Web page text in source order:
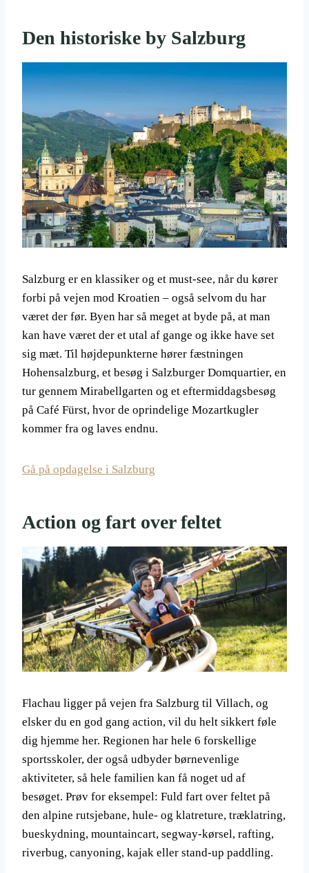
Den historiske by Salzburg
Salzburg er en klassiker og et must-see, når du kører
forbi på vejen mod Kroatien – også selvom du har
været der før. Byen har så meget at byde på, at man
kan have været der et utal af gange og ikke have set
sig mæt. Til højdepunkterne hører fæstningen
Hohensalzburg, et besøg i Salzburger Domquartier, en
tur gennem Mirabellgarten og et eftermiddagsbesøg
på Café Fürst, hvor de oprindelige Mozartkugler
kommer fra og laves endnu.
Gå på opdagelse i Salzburg
Action og fart over feltet
Flachau ligger på vejen fra Salzburg til Villach, og
elsker du en god gang action, vil du helt sikkert føle
dig hjemme her. Regionen har hele 6 forskellige
sportsskoler, der også udbyder børnevenlige
aktiviteter, så hele familien kan få noget ud af
besøget. Prøv for eksempel: Fuld fart over feltet på
den alpine rutsjebane, hule- og klatreture, træklatring,
bueskydning, mountaincart, segway-kørsel, rafting,
riverbug, canyoning, kajak eller stand-up paddling.